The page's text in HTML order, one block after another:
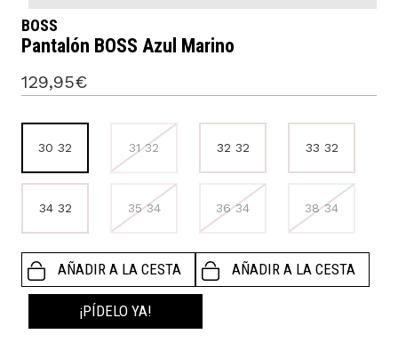
BOSS
Pantalón BOSS Azul Marino
129,95€
30 32 31 32 32 32 33 32
34 32 35 34 36 34 38 34
AÑADIR A LA CESTA AÑADIR A LA CESTA
¡PÍDELO YA!